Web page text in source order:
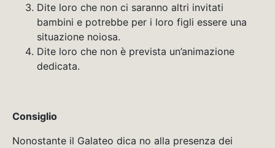
Dite loro che non ci saranno altri invitati
bambini e potrebbe per i loro figli essere una
situazione noiosa.
Dite loro che non è prevista un’animazione
dedicata.
Consiglio
Nonostante il Galateo dica no alla presenza dei